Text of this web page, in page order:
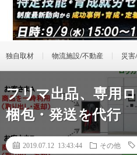
独自取材 物流施設/不動産 災
フリマ出品、専用
梱包・発送を代行
2019.07.12 13:43:44 その他